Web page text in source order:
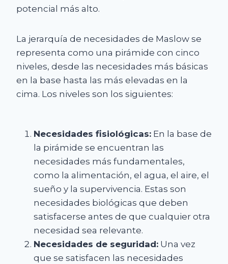
potencial más alto.
La jerarquía de necesidades de Maslow se
representa como una pirámide con cinco
niveles, desde las necesidades más básicas
en la base hasta las más elevadas en la
cima. Los niveles son los siguientes:
Necesidades fisiológicas: En la base de
la pirámide se encuentran las
necesidades más fundamentales,
como la alimentación, el agua, el aire, el
sueño y la supervivencia. Estas son
necesidades biológicas que deben
satisfacerse antes de que cualquier otra
necesidad sea relevante.
Necesidades de seguridad: Una vez
que se satisfacen las necesidades